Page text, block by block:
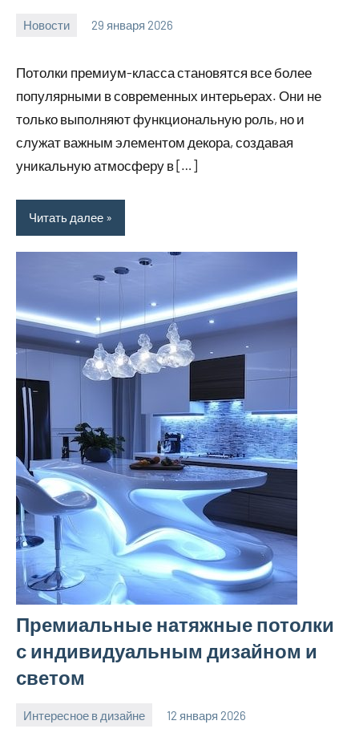
Новости 29 января 2026
Потолки премиум-класса становятся все более
популярными в современных интерьерах. Они не
только выполняют функциональную роль, но и
служат важным элементом декора, создавая
уникальную атмосферу в […]
Читать далее
Премиальные натяжные потолки
с индивидуальным дизайном и
светом
Интересное в дизайне 12 января 2026